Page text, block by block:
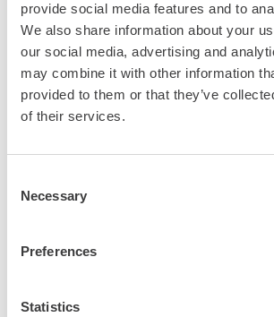
provide social media features and to
We also share information about your
our social media, advertising and
may combine it with other information
provided to them or that they’ve
of their services.
Selection
Necessary
Preferences
Statistics
Klimbos Garderen